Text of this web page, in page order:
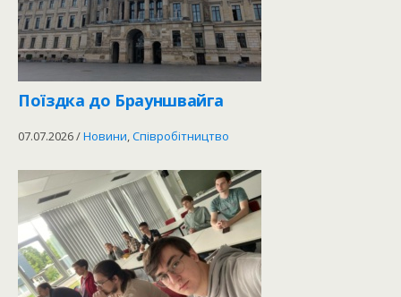
Поїздка до Брауншвайга
07.07.2026/Новини,Співробітництво